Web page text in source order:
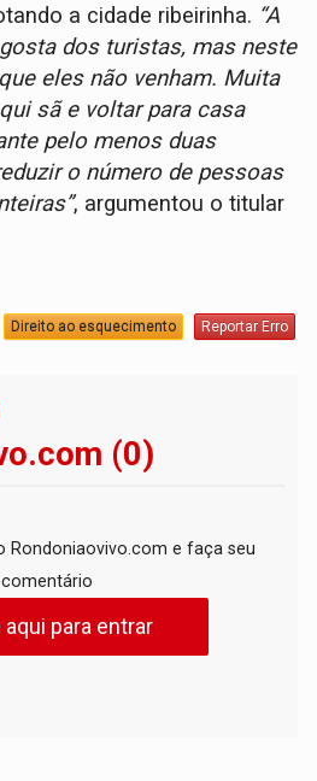
a cidade ribeirinha. “A
dos turistas, mas neste
eles não venham. Muita
sã e voltar para casa
pelo menos duas
o número de pessoas
, argumentou o titular
Direito ao esquecimento Reportar Erro
(0)
Rondoniaovivo.com e faça seu
comentário
aqui para entrar